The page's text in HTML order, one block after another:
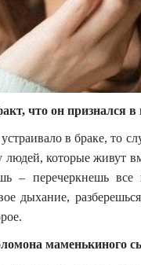
что он признался в
в браке, то
которые живут
– перечеркнешь
дыхание,
маменькиного